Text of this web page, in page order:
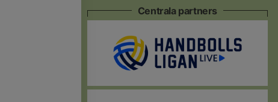
Centrala partners